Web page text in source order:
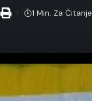
1 Min. Za Čitanje